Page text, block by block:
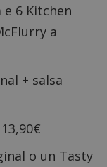
e 6 Kitchen
a
+ salsa
o un Tasty